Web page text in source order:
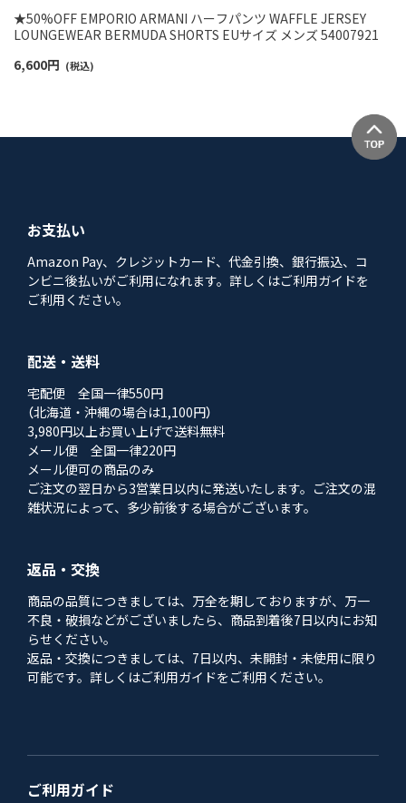
★50%OFF EMPORIO ARMANI ハーフパンツ WAFFLE JERSEY
LOUNGEWEAR BERMUDA SHORTS EUサイズ メンズ 54007921
6,600円 (税込)
お支払い
Amazon Pay、クレジットカード、代金引換、銀行振込、コ
ンビニ後払いがご利用になれます。詳しくはご利用ガイドを
ご利用ください。
配送・送料
宅配便 全国一律550円
（北海道・沖縄の場合は1,100円）
3,980円以上お買い上げで送料無料
メール便 全国一律220円
メール便可の商品のみ
ご注文の翌日から3営業日以内に発送いたします。ご注文の混
雑状況によって、多少前後する場合がございます。
返品・交換
商品の品質につきましては、万全を期しておりますが、万一
不良・破損などがございましたら、商品到着後7日以内にお知
らせください。
返品・交換につきましては、7日以内、未開封・未使用に限り
可能です。詳しくはご利用ガイドをご利用ください。
ご利用ガイド